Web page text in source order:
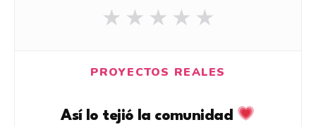
★ ★ ★ ★ ★
PROYECTOS REALES
Así lo tejió la comunidad